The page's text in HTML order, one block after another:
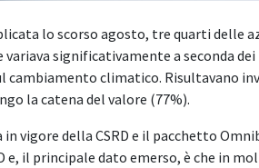
lo scorso agosto, tre quarti delle
significativamente a seconda
climatico. Risultavano
la catena del valore (77%).
vigore della CSRD e il pacchetto
il principale dato emerso, è che in